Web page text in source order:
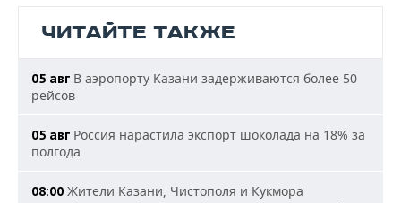
ЧИТАЙТЕ ТАКЖЕ
05 авг В аэропорту Казани задерживаются более 50
рейсов
05 авг Россия нарастила экспорт шоколада на 18% за
полгода
08:00 Жители Казани, Чистополя и Кукмора